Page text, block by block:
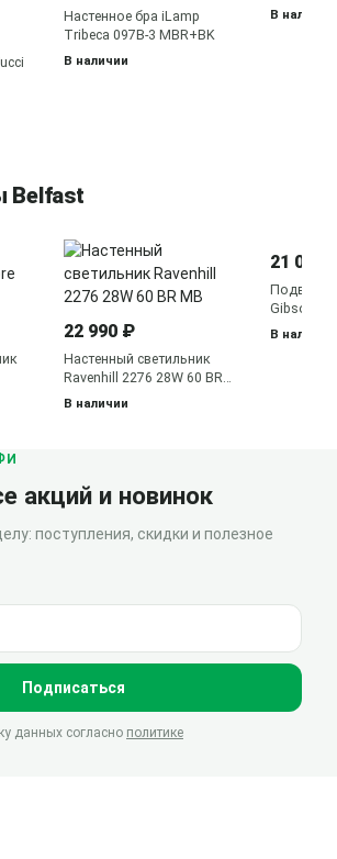
Настенное бра iLamp
Tribeca 097B-3 MBR+BK
В наличии
В наличии
Belfast
22 990 ₽
Настенный светильник
Ravenhill 2276 28W 60 BR
MB
В наличии
21 090
Gibson
В наличии
акций и новинок
поступления, скидки и полезное
Подписаться
данных согласно политике